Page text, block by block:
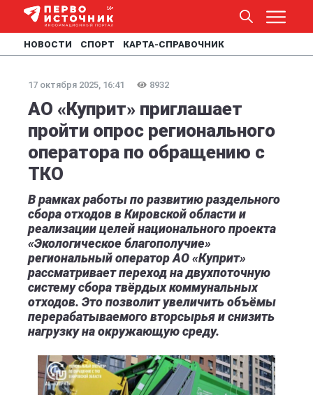
НОВОСТИ СПОРТ КАРТА-СПРАВОЧНИК
17 октября 2025, 16:41 8932
АО «Куприт» приглашает
пройти опрос регионального
оператора по обращению с
ТКО
В рамках работы по развитию раздельного
сбора отходов в Кировской области и
реализации целей национального проекта
«Экологическое благополучие»
региональный оператор АО «Куприт»
рассматривает переход на двухпоточную
систему сбора твёрдых коммунальных
отходов. Это позволит увеличить объёмы
перерабатываемого вторсырья и снизить
нагрузку на окружающую среду.